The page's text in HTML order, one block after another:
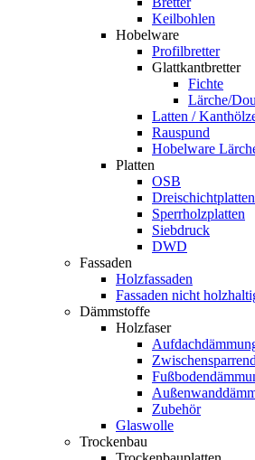
Keilbohlen
Hobelware
Profilbretter
Glattkantbretter
Fichte
Lärche/
Latten /
Rauspund
Hobelware
Platten
OSB
Dreischichtplatten
Sperrholzplatten
Siebdruck
DWD
Fassaden
Holzfassaden
Fassaden nicht
Dämmstoffe
Holzfaser
Zubehör
Glaswolle
Trockenbau